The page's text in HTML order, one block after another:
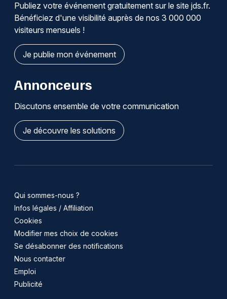
Publiez votre événement gratuitement sur le site jds.fr.
Bénéficiez d'une visibilité auprès de nos 3 000 000
visiteurs mensuels !
Je publie mon événement
Annonceurs
Discutons ensemble de votre communication
Je découvre les solutions
Qui sommes-nous ?
Infos légales / Affiliation
Cookies
Modifier mes choix de cookies
Se désabonner des notifications
Nous contacter
Emploi
Publicité